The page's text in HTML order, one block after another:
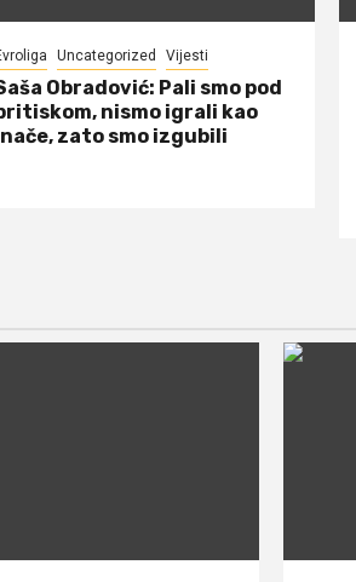
Uncategorized Vijesti
Obradović: Pali smo pod
nismo igrali kao
zato smo izgubili